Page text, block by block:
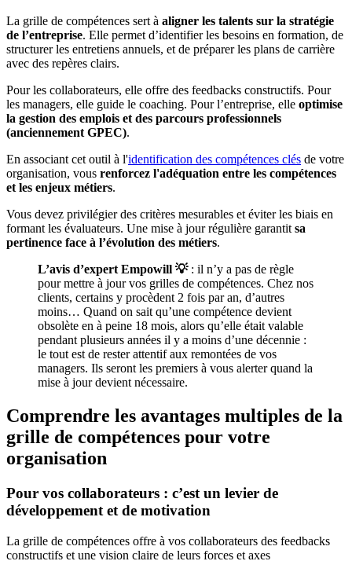
La grille de compétences sert à aligner les talents sur la stratégie
de l’entreprise. Elle permet d’identifier les besoins en formation, de
structurer les entretiens annuels, et de préparer les plans de carrière
avec des repères clairs.
Pour les collaborateurs, elle offre des feedbacks constructifs. Pour
les managers, elle guide le coaching. Pour l’entreprise, elle optimise
la gestion des emplois et des parcours professionnels
(anciennement GPEC).
En associant cet outil à l'identification des compétences clés de votre
organisation, vous renforcez l'adéquation entre les compétences
et les enjeux métiers.
Vous devez privilégier des critères mesurables et éviter les biais en
formant les évaluateurs. Une mise à jour régulière garantit sa
pertinence face à l’évolution des métiers.
L’avis d’expert Empowill 💡 : il n’y a pas de règle
pour mettre à jour vos grilles de compétences. Chez nos
clients, certains y procèdent 2 fois par an, d’autres
moins… Quand on sait qu’une compétence devient
obsolète en à peine 18 mois, alors qu’elle était valable
pendant plusieurs années il y a moins d’une décennie :
le tout est de rester attentif aux remontées de vos
managers. Ils seront les premiers à vous alerter quand la
mise à jour devient nécessaire.
Comprendre les avantages multiples de la
grille de compétences pour votre
organisation
Pour vos collaborateurs : c’est un levier de
développement et de motivation
La grille de compétences offre à vos collaborateurs des feedbacks
constructifs et une vision claire de leurs forces et axes